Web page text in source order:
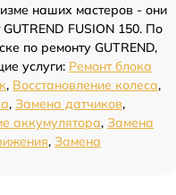
наших мастеров - они
FUSION 150. По
по ремонту GUTREND,
услуги: Ремонт блока
, Восстановление колеса,
, Замена датчиков,
аккумулятора, Замена
, Замена